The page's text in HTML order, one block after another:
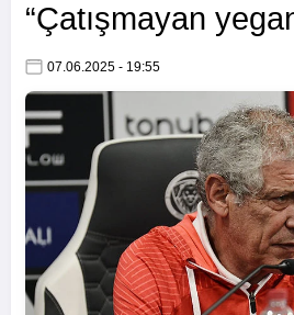
“Çatışmayan
07.06.2025 - 19:55